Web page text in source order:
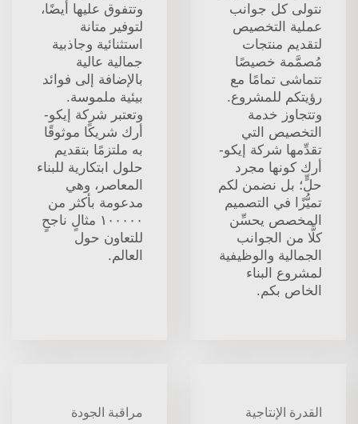
نتولى كل جوانب
عملية التخصيص
لتقديم منتجات
مُصمَّمة خصيصًا
تتماشى تمامًا مع
رؤيتكم للمشروع.
وتتجاوز خدمة
التخصيص التي
تقدِّمها شركة إيكو-
أرك كونها مجرد
حلٍّ؛ بل نضمن لكم
تميُّزًا في التصميم
المخصص يحسِّن
كلًّا من الجوانب
الجمالية والوظيفية
لمشروع البناء
الخاص بكم.
وتتفوق عليها أيضًا،
لتوفير متانة
استثنائية وجاذبية
جمالية عالية
بالإضافة إلى فوائد
بيئية ملموسة.
وتعتبر شركة إيكو-
أرك شريكًا موثوقًا
به ملتزمًا بتقديم
حلول ابتكارية للبناء
المعاصر، وهي
مدعومة بأكثر من
١٠٠٠٠٠ مثالٍ ناجحٍ
للتعاون حول
العالم.
القدرة الإنتاجية مراقبة الجودة